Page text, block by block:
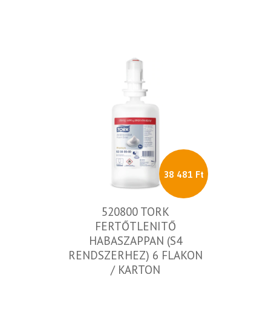
38 481 Ft
520800 TORK
FERTŐTLENITŐ
HABASZAPPAN (S4
RENDSZERHEZ) 6 FLAKON
/ KARTON